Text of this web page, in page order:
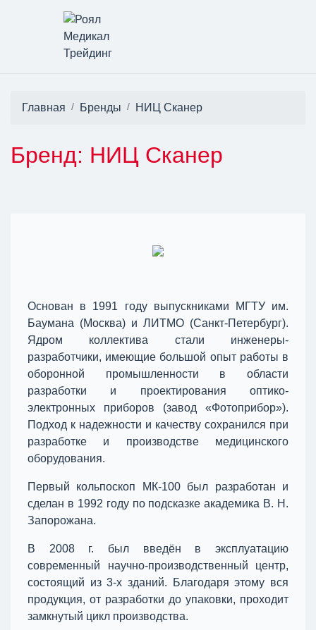
Главная Бренды НИЦ Сканер
Бренд: НИЦ Сканер
Основан в 1991 году выпускниками МГТУ им.
Баумана (Москва) и ЛИТМО (Санкт-Петербург).
Ядром коллектива стали инженеры-
разработчики, имеющие большой опыт работы в
оборонной промышленности в области
разработки и проектирования оптико-
электронных приборов (завод «Фотоприбор»).
Подход к надежности и качеству сохранился при
разработке и производстве медицинского
оборудования.
Первый кольпоскоп МК-100 был разработан и
сделан в 1992 году по подсказке академика В. Н.
Запорожана.
В 2008 г. был введён в эксплуатацию
современный научно-производственный центр,
состоящий из 3-х зданий. Благодаря этому вся
продукция, от разработки до упаковки, проходит
замкнутый цикл производства.